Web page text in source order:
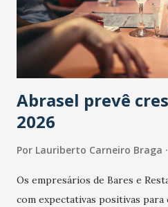
Abrasel prevê
2026
Por Lauriberto Carneiro Braga
Os empresários de Bares e
com expectativas positivas